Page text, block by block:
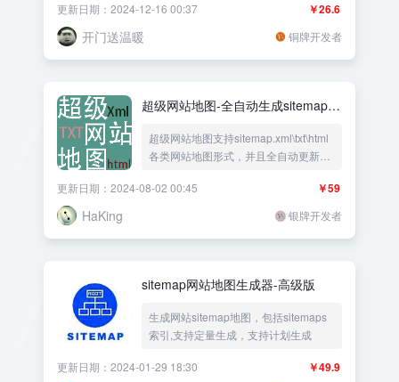
￥26.6
更新日期：2024-12-16 00:37
开门送温暖 铜牌开发者
超级网站地图-全自动生成sitemap各
超级网站地图支持sitemap.xml\txt\html
各类网站地图形式，并且全自动更新，
成！争取做ZBLOG最完美的网站地图插
￥59
更新日期：2024-08-02 00:45
HaKing 银牌开发者
sitemap网站地图生成器-高级版
生成网站sitemap地图，包括sitemaps
索引,支持定量生成，支持计划生成
￥49.9
更新日期：2024-01-29 18:30